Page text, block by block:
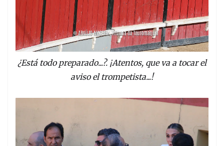
¿Está todo preparado...?. ¡Atentos, que va a tocar el
aviso el trompetista...!